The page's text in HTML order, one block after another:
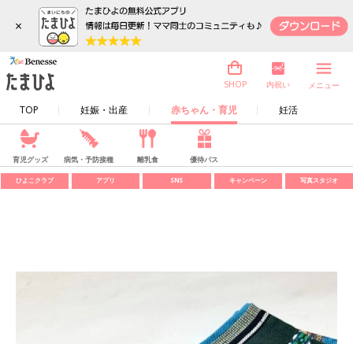
×
TOP 妊娠・出産 赤ちゃん・育児 妊活
SHOP 内祝い メニュー
育児グッズ 病気・予防接種 離乳食 優待パス
ひよこクラブ アプリ SNS キャンペーン 写真スタジオ